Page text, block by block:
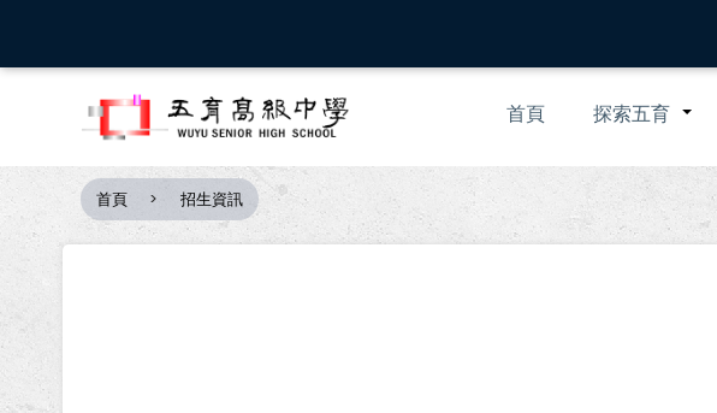
主
Main
navigation
首頁 +
探索五育
導
航
首頁 招生資訊